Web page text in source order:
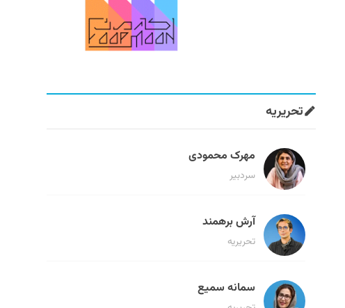
تحریریه
مهرک محمودی
سردبیر
آرش برهمند
تحریریه
سمانه سمیع